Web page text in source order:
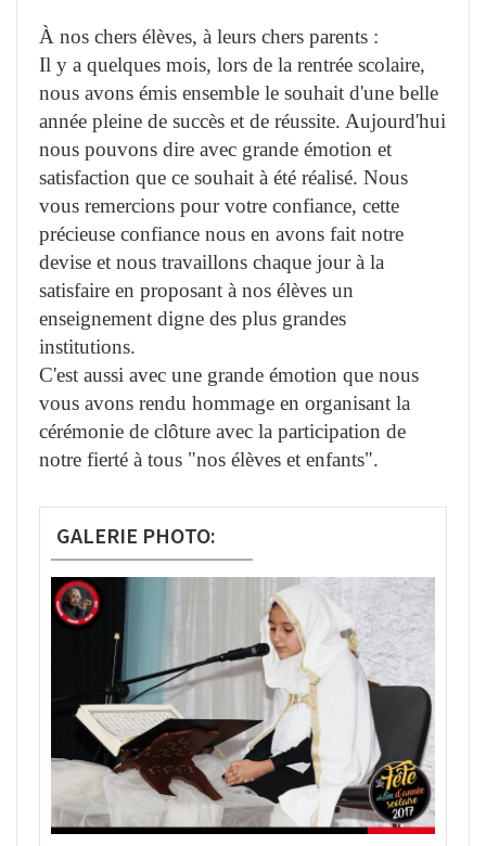
À nos chers élèves, à leurs chers parents :
Il y a quelques mois, lors de la rentrée scolaire,
nous avons émis ensemble le souhait d'une belle
année pleine de succès et de réussite. Aujourd'hui
nous pouvons dire avec grande émotion et
satisfaction que ce souhait à été réalisé. Nous
vous remercions pour votre confiance, cette
précieuse confiance nous en avons fait notre
devise et nous travaillons chaque jour à la
satisfaire en proposant à nos élèves un
enseignement digne des plus grandes
institutions.
C'est aussi avec une grande émotion que nous
vous avons rendu hommage en organisant la
cérémonie de clôture avec la participation de
notre fierté à tous "nos élèves et enfants".
GALERIE PHOTO: